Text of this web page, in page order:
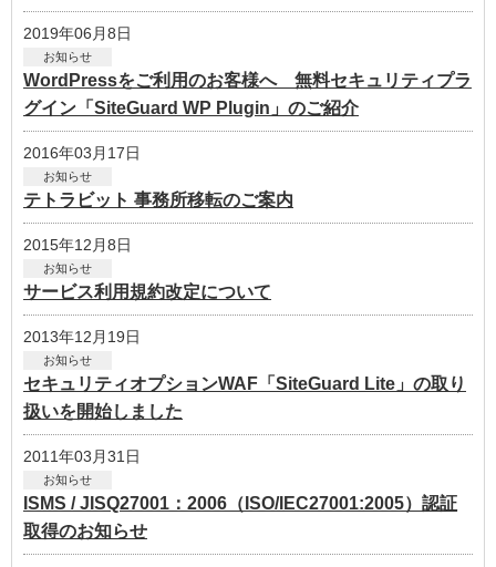
2019年06月8日
お知らせ
WordPressをご利用のお客様へ 無料セキュリティプラ
グイン「SiteGuard WP Plugin」のご紹介
2016年03月17日
お知らせ
テトラビット 事務所移転のご案内
2015年12月8日
お知らせ
サービス利用規約改定について
2013年12月19日
お知らせ
セキュリティオプションWAF「SiteGuard Lite」の取り
扱いを開始しました
2011年03月31日
お知らせ
ISMS / JISQ27001：2006（ISO/IEC27001:2005）認証
取得のお知らせ